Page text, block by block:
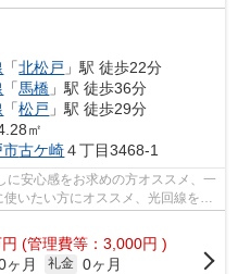
「北松戸 」駅 徒歩22分
「馬橋 」駅 徒歩36分
「松戸 」駅 徒歩29分
㎡
市古ケ崎４丁目3468-1
に安心感をお求めの方オススメ、一
いたい方にオススメ、光回線を繋
円 (管理費等：3,000円 )
ヶ月 礼金 0ヶ月